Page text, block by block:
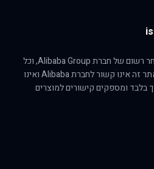
הסימן AliExpress הוא סימן מסחר רשום של חברת Alibaba Group, וכל
הזכויות הנוגעות לו שמורות לה. אתר זה אינו קשור לחברת Alibaba ואינו
בלבד ומספקים קישורים למוצרים